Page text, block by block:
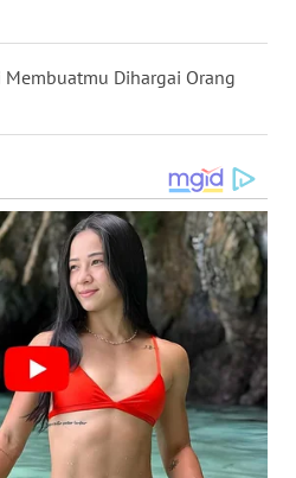
Dihargai Orang